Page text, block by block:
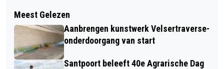
BOSW8ER IN DE KLAS – AFLEVERING
15: KIKKERS EN PADDEN
GEBOORTEN, HUWELIJKEN EN
GEREGISTREERD PARTNERSCHAPPEN
EN OVERLIJDENS
Meest Gelezen
Aanbrengen kunstwerk Velsertraverse-
onderdoorgang van start
Santpoort beleeft 40e Agrarische Dag